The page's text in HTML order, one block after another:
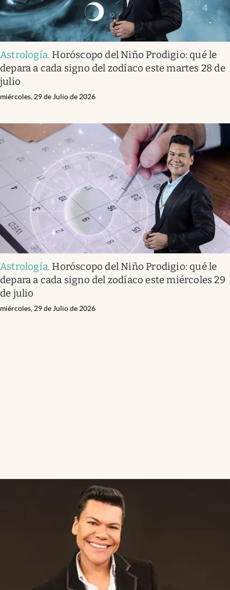
Astrología. Horóscopo del Niño Prodigio: qué le
depara a cada signo del zodíaco este martes 28 de
julio
miércoles, 29 de Julio de 2026
Astrología. Horóscopo del Niño Prodigio: qué le
depara a cada signo del zodíaco este miércoles 29
de julio
miércoles, 29 de Julio de 2026